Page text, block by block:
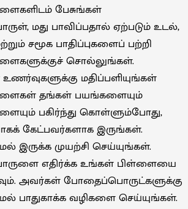
பேசுங்கள்
மது பாவிப்பதால் ஏற்படும் உடல்,
சமூக பாதிப்புகளைப் பற்றி
சொல்லுங்கள்.
மதிப்பளியுங்கள்
தங்கள் பயங்களையும்
பகிர்ந்து கொள்ளும்போது,
கேட்பவர்களாக இருங்கள்.
இருக்க முயற்சி செய்யுங்கள்.
எதிர்க்க உங்கள் பிள்ளையை
அவர்கள் போதைப்பொருட்களுக்கு
பாதுகாக்க வழிகளை செய்யுங்கள்.